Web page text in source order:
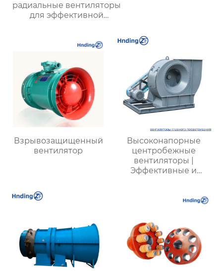
радиальные вентиляторы
для эффективной
оборудования
Взрывозащищенный
вентилятор
Высоконапорные
центробежные
вентиляторы |
Эффективные и
металлургии,
химической
промышленности